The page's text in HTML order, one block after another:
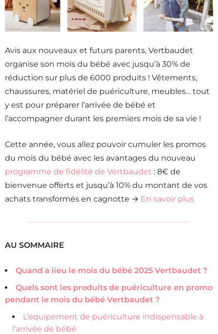
Avis aux nouveaux et futurs parents, Vertbaudet
organise son mois du bébé avec jusqu’à 30% de
réduction sur plus de 6000 produits ! Vêtements,
chaussures, matériel de puériculture, meubles… tout
y est pour préparer l’arrivée de bébé et
l’accompagner durant les premiers mois de sa vie !
Cette année, vous allez pouvoir cumuler les promos
du mois du bébé avec les avantages du nouveau
programme de fidélité de Vertbaudet : 8€ de
bienvenue offerts et jusqu’à 10% du montant de vos
achats transformés en cagnotte → En savoir plus
AU SOMMAIRE
Quand a lieu le mois du bébé 2025 Vertbaudet ?
Quels sont les produits de puériculture en promo
pendant le mois du bébé Vertbaudet ?
L’équipement de puériculture indispensable à
l’arrivée de bébé